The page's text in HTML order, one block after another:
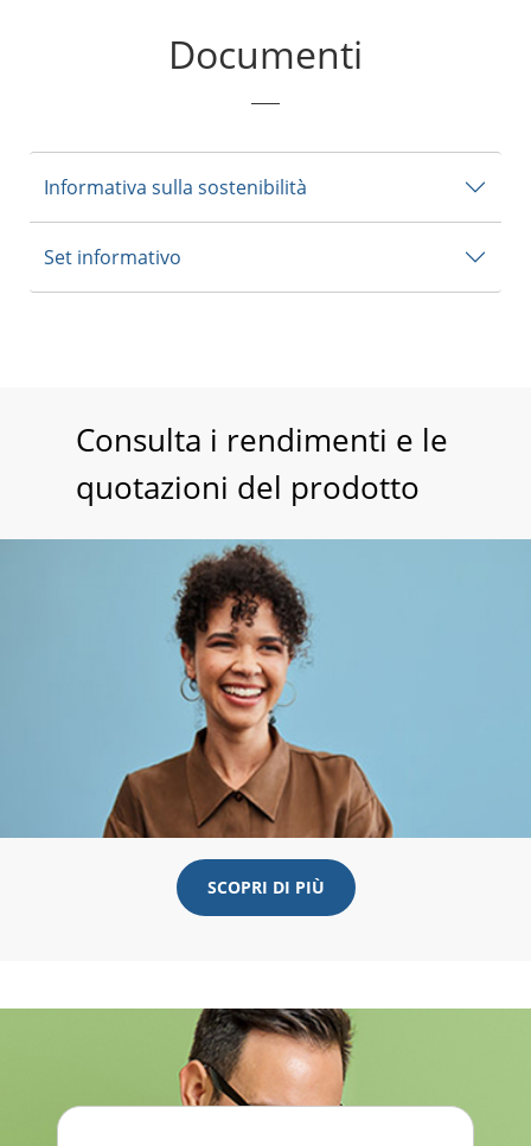
Documenti
Informativa sulla sostenibilità
Set informativo
Consulta i rendimenti e le
quotazioni del prodotto
SCOPRI DI PIÙ